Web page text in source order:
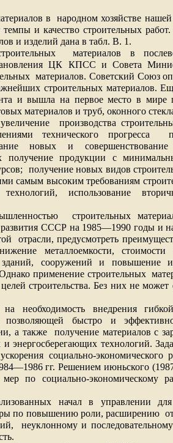
в
народном хозяйстве
и качество строительных
и изделий дана в табл. В. 1.
материалов в
ЦК КПСС и Совета
материалов. Советский Союз
строительных материалов.
и вышла на первое место в мире
материалов и труб, оконного
производства
технического прогресса
новых и
получение продукции с
получение новых видов
самым высоким требованиям
использование
строительных
развития СССР на 1985—1990 годы и
отрасли, предусмотреть
металлоемкости, стоимости
сооружений и повышение
применение строительных
строительства. Без них не может
необходимость внедрения
позволяющей быстро и эффективно
а также
получение материалов с
энергосберегающих технологий.
социально-экономического
гг. Решением июньского (
по социально-экономическому
начал в управлении
по повышению роли, расширению
неуклонному и